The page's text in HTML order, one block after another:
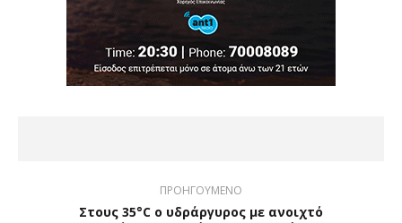
ΠΡΟΗΓΟΥΜΕΝΟ
Στους 35°C ο υδράργυρος με ανοιχτό